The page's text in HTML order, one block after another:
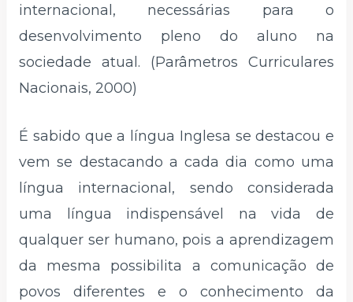
internacional, necessárias para o
desenvolvimento pleno do aluno na
sociedade atual. (Parâmetros Curriculares
Nacionais, 2000)
É sabido que a língua Inglesa se destacou e
vem se destacando a cada dia como uma
língua internacional, sendo considerada
uma língua indispensável na vida de
qualquer ser humano, pois a aprendizagem
da mesma possibilita a comunicação de
povos diferentes e o conhecimento da